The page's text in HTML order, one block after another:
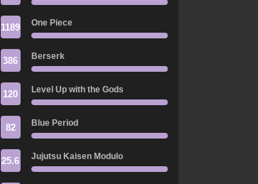
1189 One Piece
386 Berserk
120 Level Up with the Gods
82 Blue Period
25.6 Jujutsu Kaisen Modulo